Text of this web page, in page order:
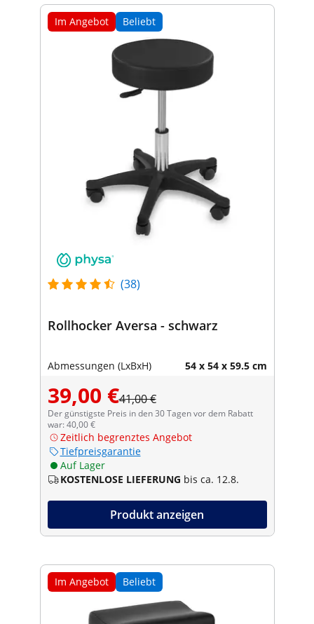
Im Angebot Beliebt
(38)
Rollhocker Aversa - schwarz
Abmessungen (LxBxH) 54 x 54 x 59.5 cm
39,00 €41,00 €
Der günstigste Preis in den 30 Tagen vor dem Rabatt
war: 40,00 €
Zeitlich begrenztes Angebot
Tiefpreisgarantie
Auf Lager
KOSTENLOSE LIEFERUNG bis ca. 12.8.
Produkt anzeigen
Im Angebot Beliebt